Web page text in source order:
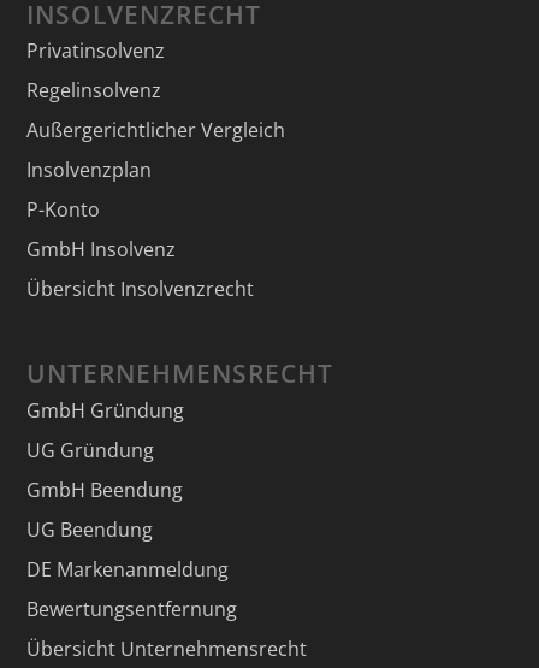
INSOLVENZRECHT
Privatinsolvenz
Regelinsolvenz
Außergerichtlicher Vergleich
Insolvenzplan
P-Konto
GmbH Insolvenz
Übersicht Insolvenzrecht
UNTERNEHMENSRECHT
GmbH Gründung
UG Gründung
GmbH Beendung
UG Beendung
DE Markenanmeldung
Bewertungsentfernung
Übersicht Unternehmensrecht